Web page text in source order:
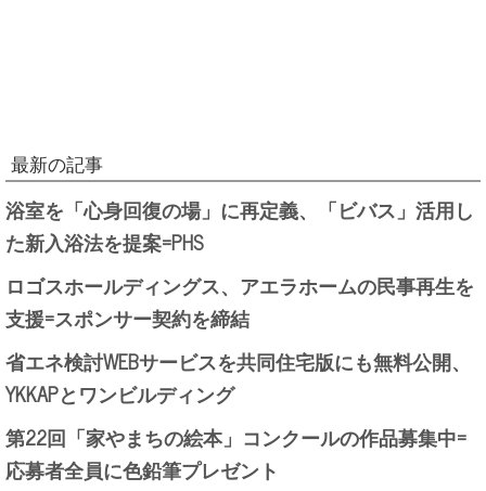
最新の記事
浴室を「心身回復の場」に再定義、「ビバス」活用し
た新入浴法を提案=PHS
ロゴスホールディングス、アエラホームの民事再生を
支援=スポンサー契約を締結
省エネ検討WEBサービスを共同住宅版にも無料公開、
YKKAPとワンビルディング
第22回「家やまちの絵本」コンクールの作品募集中=
応募者全員に色鉛筆プレゼント